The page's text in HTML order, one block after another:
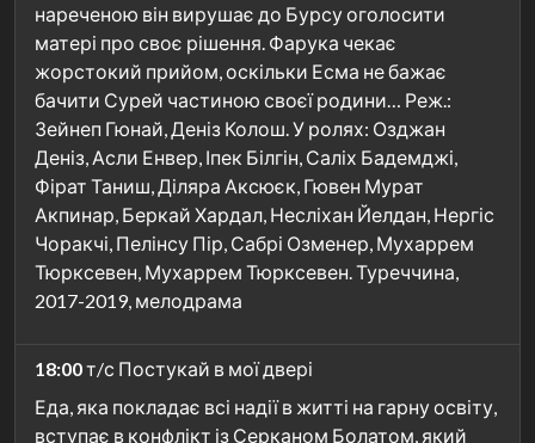
нареченою він вирушає до Бурсу оголосити
матері про своє рішення. Фарука чекає
жорстокий прийом, оскільки Есма не бажає
бачити Сурей частиною своєї родини… Реж.:
Зейнеп Гюнай, Деніз Колош. У ролях: Озджан
Деніз, Асли Енвер, Іпек Білгін, Саліх Бадемджі,
Фірат Таниш, Діляра Аксюєк, Гювен Мурат
Акпинар, Беркай Хардал, Несліхан Йелдан, Нергіс
Чоракчі, Пелінсу Пір, Сабрі Озменер, Мухаррем
Тюрксевен, Мухаррем Тюрксевен. Туреччина,
2017-2019, мелодрама
18:00т/с Постукай в мої двері
Еда, яка покладає всі надії в житті на гарну освіту,
вступає в конфлікт із Серканом Болатом, який